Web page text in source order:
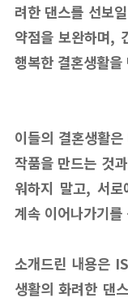
려한 댄스를 선보
약점을 보완하며,
행복한 결혼생활
이들의 결혼생활
작품을 만드는 것
워하지 말고, 서
계속 이어나가기를
소개드린 내용은
생활의 화려한 댄